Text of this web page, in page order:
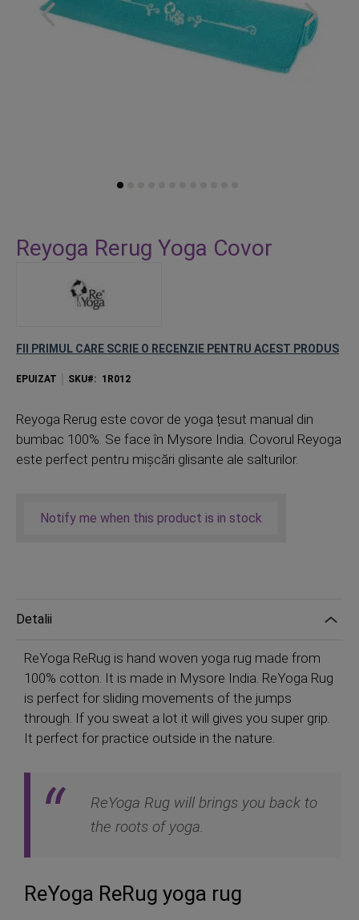
to
the
gallery
Reyoga Rerug Yoga Covor
FII PRIMUL CARE SCRIE O RECENZIE PENTRU ACEST PRODUS
EPUIZAT SKU 1R012
Reyoga Rerug este covor de yoga țesut manual din
bumbac 100%. Se face în Mysore India. Covorul Reyoga
este perfect pentru mișcări glisante ale salturilor.
Notify me when this product is in stock
Detalii
ReYoga ReRug is hand woven yoga rug made from
100% cotton. It is made in Mysore India. ReYoga Rug
is perfect for sliding movements of the jumps
through. If you sweat a lot it will gives you super grip.
It perfect for practice outside in the nature.
ReYoga Rug will brings you back to
the roots of yoga.
ReYoga ReRug yoga rug